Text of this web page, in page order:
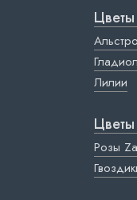
Лилии
Розы